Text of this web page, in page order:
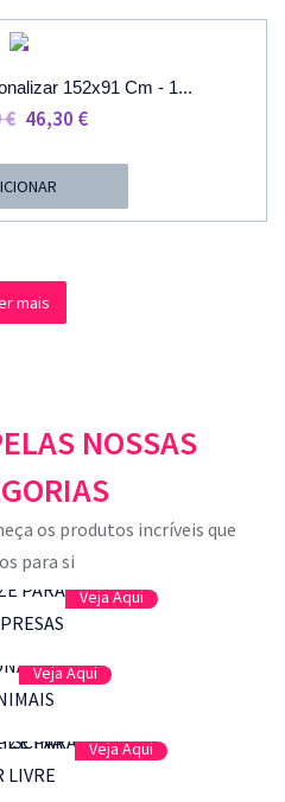
59,20 €.54,10 €.
152x91 Cm - 1...
€ O
Original
Era:
46,30 €O
É:
mais
NOSSAS
os produtos incríveis que
para si
Veja Aqui
Veja Aqui
Veja Aqui
LIVRE